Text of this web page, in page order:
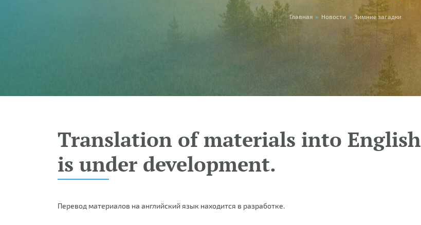
Главная » Новости » Зимние загадки
Translation of materials into English
is under development.
Перевод материалов на английский язык находится в разработке.